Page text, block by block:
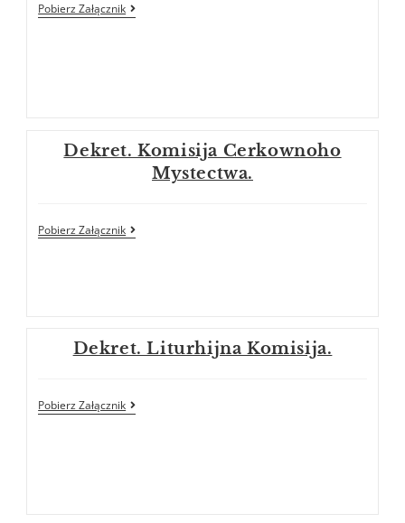
Pobierz Załącznik
Dekret. Komisija Cerkownoho
Mystectwa.
Pobierz Załącznik
Dekret. Liturhijna Komisija.
Pobierz Załącznik